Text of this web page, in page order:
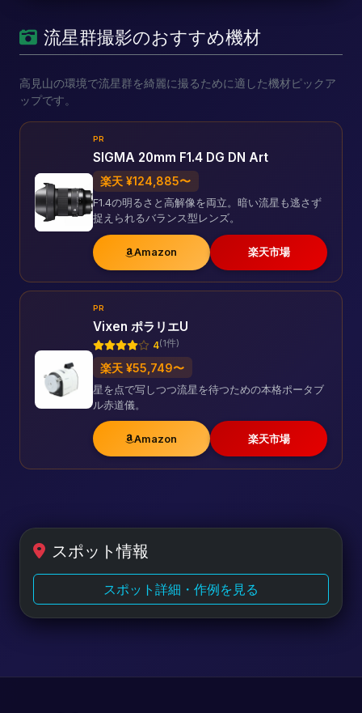
流星群撮影のおすすめ機材
高見山の環境で流星群を綺麗に撮るために適した機材ピックア
ップです。
PR
SIGMA 20mm F1.4 DG DN Art
楽天 ¥124,885〜
F1.4の明るさと高解像を両立。暗い流星も逃さず
捉えられるバランス型レンズ。
Amazon 楽天市場
PR
Vixen ポラリエU
4(1件)
楽天 ¥55,749〜
星を点で写しつつ流星を待つための本格ポータブ
ル赤道儀。
Amazon 楽天市場
スポット情報
スポット詳細・作例を見る